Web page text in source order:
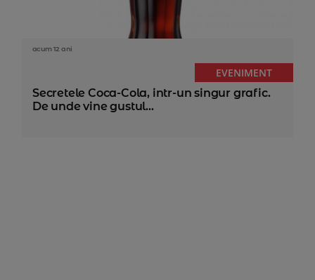
acum 12 ani
EVENIMENT
Secretele Coca-Cola, intr-un singur grafic.
De unde vine gustul...